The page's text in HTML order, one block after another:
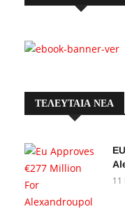
ΤΕΛΕΥΤΑΙΑ ΝΕΑ
11